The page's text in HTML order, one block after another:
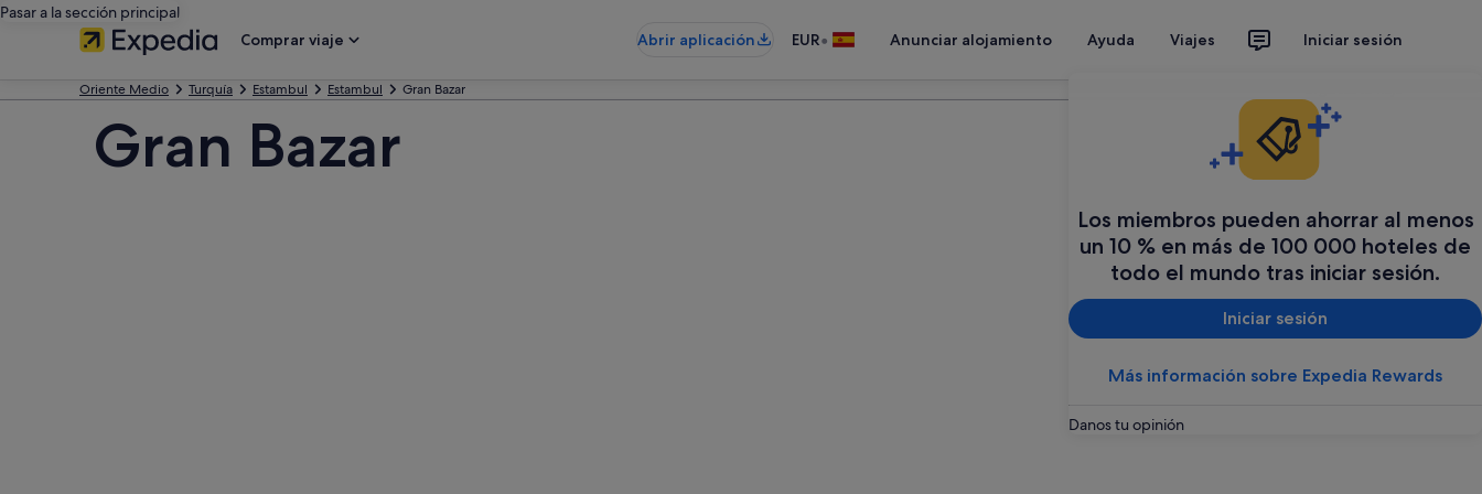
Pasar a la sección principal
Comprar viaje
Abrir aplicación EUR• Anunciar alojamiento Ayuda Viajes Iniciar sesión
Los miembros pueden ahorrar al menos
un 10 % en más de 100 000 hoteles de
todo el mundo tras iniciar sesión.
Iniciar sesión
Más información sobre Expedia Rewards
Danos tu opinión
Oriente Medio Turquía Estambul Estambul Gran Bazar
Gran Bazar